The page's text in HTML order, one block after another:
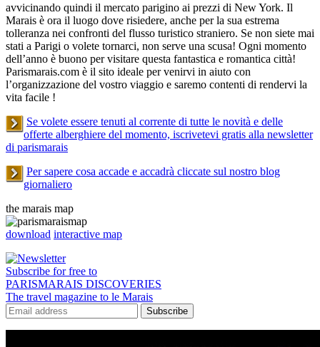
avvicinando quindi il mercato parigino ai prezzi di New York. Il
Marais è ora il luogo dove risiedere, anche per la sua estrema
tolleranza nei confronti del flusso turistico straniero. Se non siete mai
stati a Parigi o volete tornarci, non serve una scusa! Ogni momento
dell’anno è buono per visitare questa fantastica e romantica città!
Parismarais.com è il sito ideale per venirvi in aiuto con
l’organizzazione del vostro viaggio e saremo contenti di rendervi la
vita facile !
Se volete essere tenuti al corrente di tutte le novità e delle
offerte alberghiere del momento, iscrivetevi gratis alla newsletter
di parismarais
Per sapere cosa accade e accadrà cliccate sul nostro blog
giornaliero
the marais map
download interactive map
Subscribe for free to
PARISMARAIS DISCOVERIES
The travel magazine to le Marais